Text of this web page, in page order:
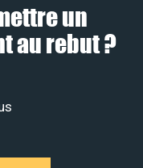
un
au rebut ?